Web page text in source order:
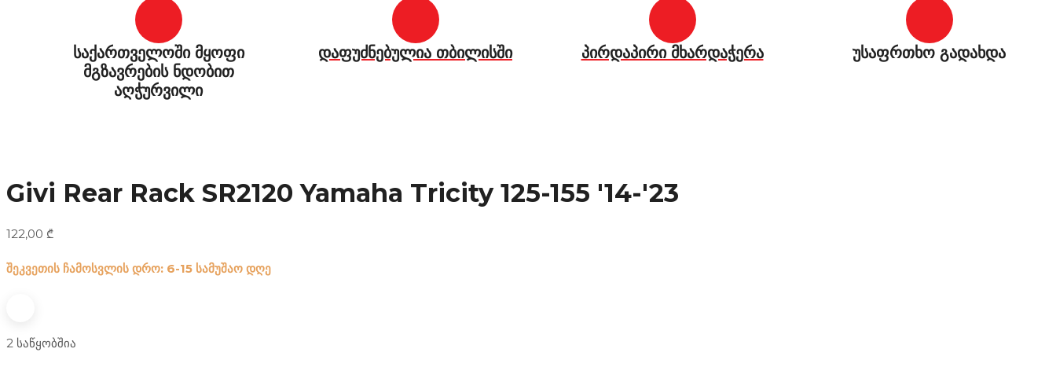
საქართველოში მყოფი
მგზავრების ნდობით
აღჭურვილი
დაფუძნებულია თბილისში პირდაპირი მხარდაჭერა უსაფრთხო გადახდა
Givi Rear Rack SR2120 Yamaha Tricity 125-155 '14-'23
122,00 ₾
შეკვეთის ჩამოსვლის დრო: 6-15 სამუშაო დღე
2 საწყობშია